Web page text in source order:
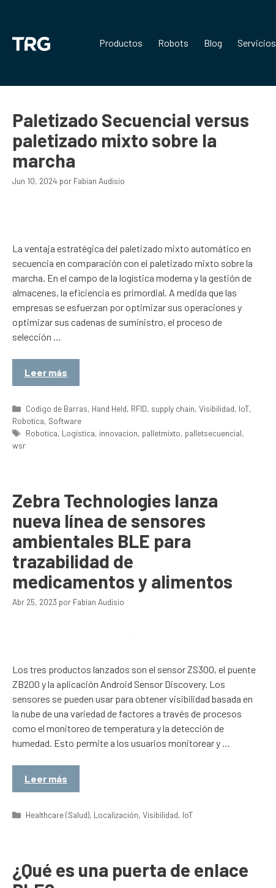
contenido
Productos Robots Blog Servicios
Paletizado Secuencial versus
paletizado mixto sobre la
marcha
Jun 10, 2024 por Fabian Audisio
La ventaja estratégica del paletizado mixto automático en
secuencia en comparación con el paletizado mixto sobre la
marcha. En el campo de la logística moderna y la gestión de
almacenes, la eficiencia es primordial. A medida que las
empresas se esfuerzan por optimizar sus operaciones y
optimizar sus cadenas de suministro, el proceso de
selección …
Leer más
Categorías
Codigo de Barras, Hand Held, RFID, supply chain, Visibilidad, IoT,
Robotica, Software
Etiquetas
Robotica, Logistica, innovacion, palletmixto, palletsecuencial,
wsr
Zebra Technologies lanza
nueva línea de sensores
ambientales BLE para
trazabilidad de
medicamentos y alimentos
Abr 25, 2023 por Fabian Audisio
Los tres productos lanzados son el sensor ZS300, el puente
ZB200 y la aplicación Android Sensor Discovery. Los
sensores se pueden usar para obtener visibilidad basada en
la nube de una variedad de factores a través de procesos
como el monitoreo de temperatura y la detección de
humedad. Esto permite a los usuarios monitorear y …
Leer más
Categorías
Healthcare (Salud), Localización, Visibilidad, IoT
¿Qué es una puerta de enlace